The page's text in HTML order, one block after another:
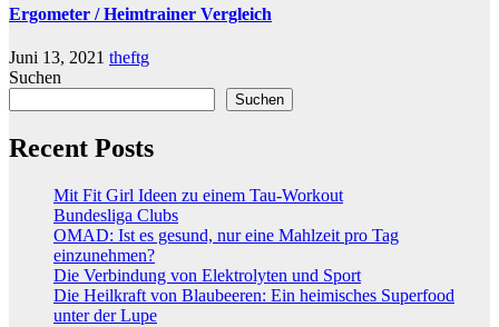
Ergometer / Heimtrainer Vergleich
Juni 13, 2021 theftg
Suchen
Suchen
Recent Posts
Mit Fit Girl Ideen zu einem Tau-Workout
Bundesliga Clubs
OMAD: Ist es gesund, nur eine Mahlzeit pro Tag
einzunehmen?
Die Verbindung von Elektrolyten und Sport
Die Heilkraft von Blaubeeren: Ein heimisches Superfood
unter der Lupe